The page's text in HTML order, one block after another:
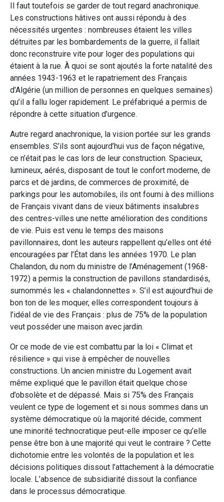
Il faut toutefois se garder de tout regard anachronique.
Les constructions hâtives ont aussi répondu à des
nécessités urgentes : nombreuses étaient les villes
détruites par les bombardements de la guerre, il fallait
donc reconstruire vite pour loger des populations qui
étaient à la rue. À quoi se sont ajoutés la forte natalité des
années 1943-1963 et le rapatriement des Français
d’Algérie (un million de personnes en quelques semaines)
qu’il a fallu loger rapidement. Le préfabriqué a permis de
répondre à cette situation d’urgence.
Autre regard anachronique, la vision portée sur les grands
ensembles. S’ils sont aujourd’hui vus de façon négative,
ce n’était pas le cas lors de leur construction. Spacieux,
lumineux, aérés, disposant de tout le confort moderne, de
parcs et de jardins, de commerces de proximité, de
parkings pour les automobiles, ils ont fourni à des millions
de Français vivant dans de vieux bâtiments insalubres
des centres-villes une nette amélioration des conditions
de vie. Puis est venu le temps des maisons
pavillonnaires, dont les auteurs rappellent qu’elles ont été
encouragées par l’État dans les années 1970. Le plan
Chalandon, du nom du ministre de l’Aménagement (1968-
1972) a permis la construction de pavillons standardisés,
surnommés les « chalandonnettes ». S’il est aujourd’hui de
bon ton de les moquer, elles correspondent toujours à
l’idéal de vie des Français : plus de 75% de la population
veut posséder une maison avec jardin.
Or ce mode de vie est combattu par la loi « Climat et
résilience » qui vise à empêcher de nouvelles
constructions. Un ancien ministre du Logement avait
même expliqué que le pavillon était quelque chose
d’obsolète et de dépassé. Mais si 75% des Français
veulent ce type de logement et si nous sommes dans un
système démocratique où la majorité décide, comment
une minorité technocratique peut-elle imposer ce qu’elle
pense être bon à une majorité qui veut le contraire ? Cette
dichotomie entre les volontés de la population et les
décisions politiques dissout l’attachement à la démocratie
locale. L’absence de subsidiarité dissout la confiance
dans le processus démocratique.